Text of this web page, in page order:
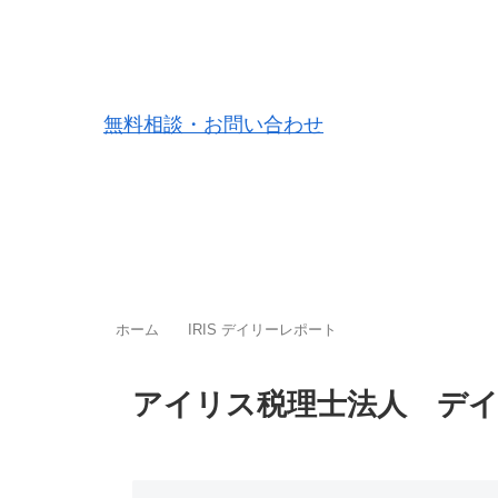
無料相談・お問い合わせ
ホーム IRIS デイリーレポート
アイリス税理士法人 デ